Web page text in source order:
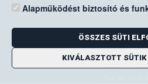
Alapműködést biztosító és
ÖSSZES SÜTI
KIVÁLASZTOTT SÜTIK
Levelezési cím: 1525
E-mail:
Zöld szám: 06-80/
Telefon: 06-1/